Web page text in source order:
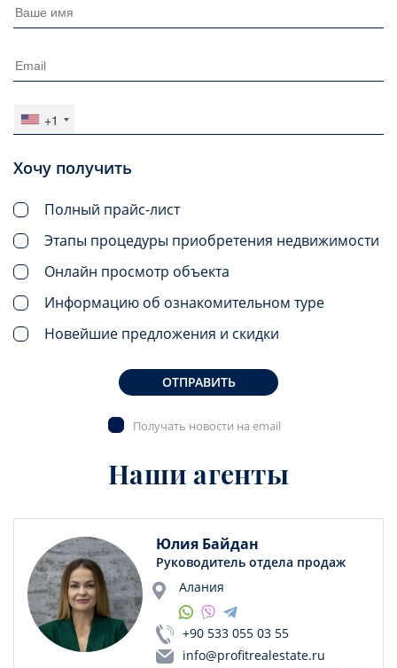
+1
Хочу получить
Полный прайс-лист
Этапы процедуры приобретения недвижимости
Онлайн просмотр объекта
Информацию об ознакомительном туре
Новейшие предложения и скидки
ОТПРАВИТЬ
Получать новости на email
Наши агенты
Юлия Байдан
Руководитель отдела продаж
Алания
+90 533 055 03 55
info@profitrealestate.ru